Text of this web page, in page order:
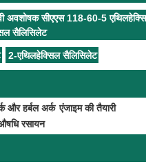
अवशोषक सीएएस 118-60-5
सैलिसिलेट
2-एथिलहेक्सिल सैलिसिलेट
और हर्बल अर्क एंजाइम की तैयारी
रसायन